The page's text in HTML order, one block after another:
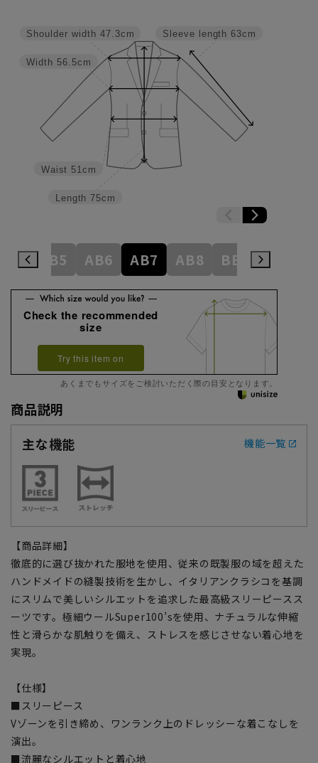
Sleeve length 63cm
Length 75cm
Waist 51cm
Width 56.5cm
Shoulder width 47.3cm
AB5 AB6 AB7 AB8 BE3 BE4
Check the recommended
size
Try this item on
あくまでもサイズをご検討いただく際の目安となります。
商品説明
主な機能
機能一覧
【商品詳細】
徹底的に選び抜かれた服地を使用、従来の既製服の域を超えた
ハンドメイドの縫製技術を生かし、イタリアンクラシコを基調
にスリムで美しいシルエットを追求した最高級スリーピースス
ーツです。極細ウールSuper100’sを使用、ナチュラルな伸縮
性と滑らかな肌触りを備え、ストレスを感じさせない着心地を
実現。
【仕様】
■スリーピース
Vゾーンを引き締め、ワンランク上のドレッシーな着こなしを
演出。
■流麗なシルエットと着心地